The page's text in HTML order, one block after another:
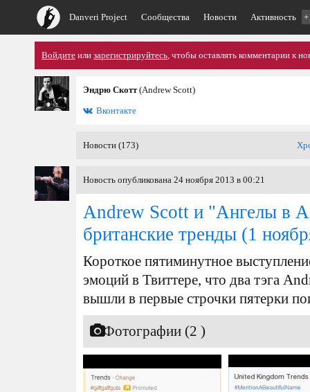
Danveri Project Сообщества Новости Активность
Войдите или зарегистрируйтесь, чтобы оставлять комментарии к
Эндрю Скотт(Andrew Scott)
Вконтакте
Новости (173)
Новость опубликована 24 ноября 2013 в 00:21
Andrew Scott и "Ангелы в
британские тренды (1
Короткое пятиминутное
эмоций в Твиттере, что два тэга
вышли в первые строчки пятерки
Фотографии (2 )